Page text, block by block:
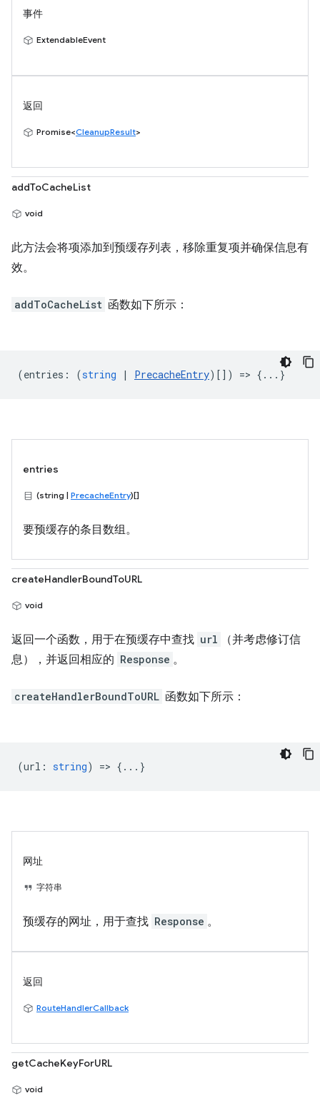
事件
ExtendableEvent
返回
Promise<CleanupResult>
addToCacheList
void
此方法会将项添加到预缓存列表，移除重复项并确保信息有
效。
addToCacheList 函数如下所示：
(entries : (string | PrecacheEntry)[]) => {...}
entries
(string | PrecacheEntry)[]
要预缓存的条目数组。
createHandlerBoundToURL
void
返回一个函数，用于在预缓存中查找 url
（并考虑修订信
息），并返回相应的 Response 。
createHandlerBoundToURL 函数如下所示：
(url : string) => {...}
网址
字符串
预缓存的网址，用于查找 Response 。
返回
RouteHandlerCallback
getCacheKeyForURL
void